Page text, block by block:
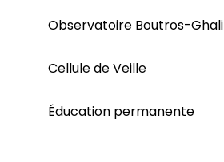
Observatoire Boutros-Ghali
Cellule de Veille
Éducation permanente